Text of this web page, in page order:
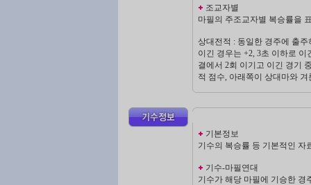
조교자별
마필의 주조교자별 복승률을
상대전적 : 동일한 경주에 출
이긴 경우는 +2, 3초 이하로
결에서 2회 이기고 이긴 경기
적 점수, 아래쪽이 상대마와
기본정보
기수의 복승률 등 기본적인 자
기수-마필연대
기수가 해당 마필에 기승한 경